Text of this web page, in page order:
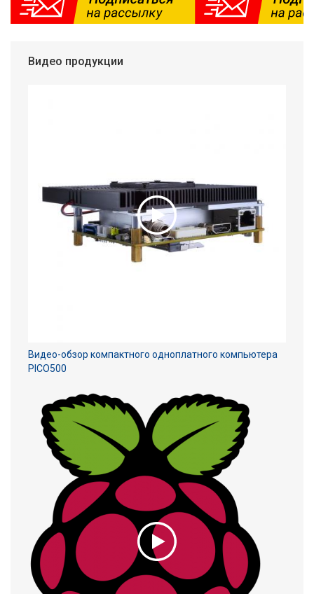
Видео продукции
Видео-обзор компактного одноплатного компьютера
PICO500